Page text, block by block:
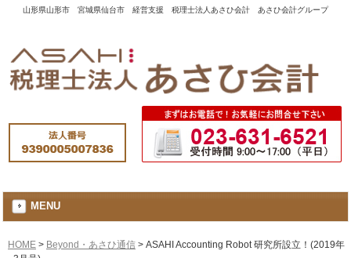
山形県山形市 宮城県仙台市 経営支援 税理士法人あさひ会計 あさひ会計グループ
MENU
HOME > Beyond・あさひ通信 > ASAHI Accounting Robot 研究所設立！(2019年